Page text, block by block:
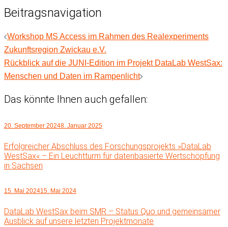
Beitragsnavigation
Workshop MS Access im Rahmen des Realexperiments
Zukunftsregion Zwickau e.V.
Rückblick auf die JUNI-Edition im Projekt DataLab WestSax:
Menschen und Daten im Rampenlicht
Das könnte Ihnen auch gefallen:
20. September 20248. Januar 2025
Erfolgreicher Abschluss des Forschungsprojekts »DataLab
WestSax« – Ein Leuchtturm für datenbasierte Wertschöpfung
in Sachsen
15. Mai 202415. Mai 2024
DataLab WestSax beim SMR – Status Quo und gemeinsamer
Ausblick auf unsere letzten Projektmonate